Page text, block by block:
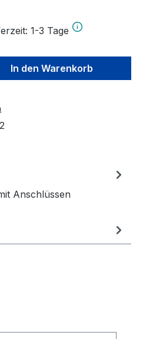
1-3 Tage
den
In den Warenkorb
Anschlüssen